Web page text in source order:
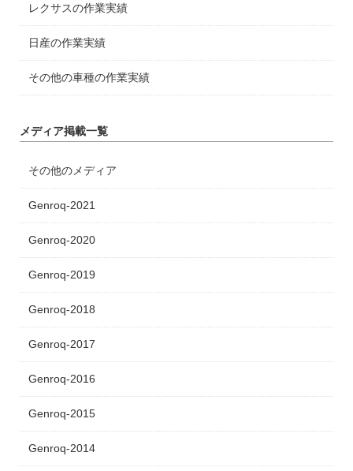
レクサスの作業実績
日産の作業実績
その他の車種の作業実績
メディア掲載一覧
その他のメディア
Genroq-2021
Genroq-2020
Genroq-2019
Genroq-2018
Genroq-2017
Genroq-2016
Genroq-2015
Genroq-2014